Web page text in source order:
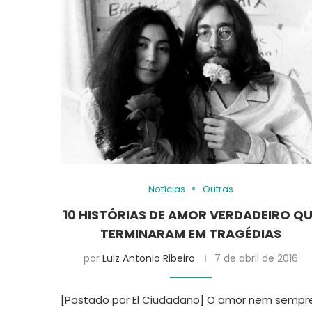
Notícias Outras
10 HISTÓRIAS DE AMOR VERDADEIRO
TERMINARAM EM TRAGÉDIAS
porLuiz Antonio Ribeiro 7 de abril de 2016
[Postado por El Ciudadano] O amor nem